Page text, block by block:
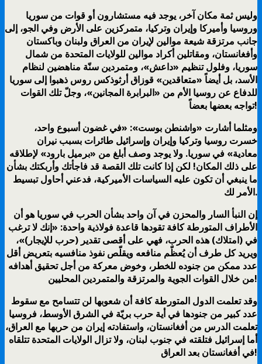
وليس ثمة مكان آخر، يوجد فيه مستشارون أو قوات من سوريا
وروسيا وأميركا وإيران وتركيا، متمركزين على الأرض وفي الجو، إلى
جانب مرتزقة شيعة موالين لإيران من العراق ولبنان وباكستان
وأفغانستان، ومقاتلين أكراد موالين للولايات المتحدة من شمال
سوريا، وفلول تنظيم «داعش»، ومتمردين سنّة مناهضين لنظام
الأسد، بل أيضاً «متعاقدين» قوزاق أرثوذكس روس ذهبوا إلى سوريا
للدفاع عن روسيا الأم من «البرابرة المجانين»، وجلّ تلك القوات
تواجه بعضها بعضاً!
ومثلما أشارت «واشنطن بوست»: «في غضون أسبوع واحد،
خسرت روسيا وتركيا وإيران وإسرائيل طائرات بسبب نيران
معادية» في سوريا. ولا يوجد وصف أبلغ من «برميل بارود» لإطلاقه
على ذلك المكان! لكن إذا كانت تلك القصة قد فاجأتك وأربكتك بشأن
ما ينبغي أن تكون عليه السياسات الأميركية، فدعني أحاول تبسيط
الأمر لك.
إن النبأ السار والمحزن في آن واحد بشأن الحرب في سوريا هو أن
الأطراف المتورطة كافة تقودها قاعدة فولاذية واحدة: «إنك لا ترغب
في (امتلاك) هذه الحرب، فهي على أقصى تقدير (حرب للإيجار)»،
ويريد كل طرف أن يُعظّم منافعه ويقلّص نفوذ منافسيه بتعريض أقل
عدد ممكن من جنوده للخطر، وخوض معركة من أجل تحقيق أهدافه
من خلال القوات الجوية والمرتزقة والمتمردين المحليين!
وقد تعلمت الدول المتورطة كافة أن شعوبها لن تتسامح مع سقوط
عدد كبير من جنودها في أية حرب بريّة في الشرق الأوسط، فروسيا
تعلمت الدرس من أفغانستان، واستفادته إيران من حربها مع العراق،
أما إسرائيل فتلقته في جنوب لبنان، ولا تزال الولايات المتحدة تتلقاه
في أفغانستان بعد العراق!